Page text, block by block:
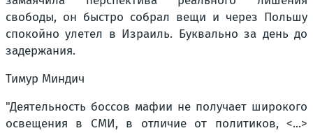
свободы, он быстро собрал вещи и через Польшу
спокойно улетел в Израиль. Буквально за день до
задержания.
Тимур Миндич
"Деятельность боссов мафии не получает широкого
освещения в СМИ, в отличие от политиков, <...>